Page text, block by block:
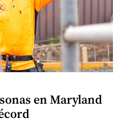
en Maryland